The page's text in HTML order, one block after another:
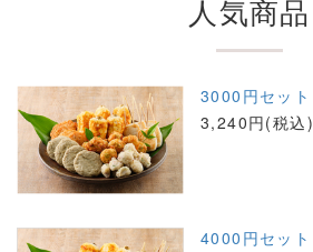
人気商品
3000円セット
3,240円(税込)
4000円セット